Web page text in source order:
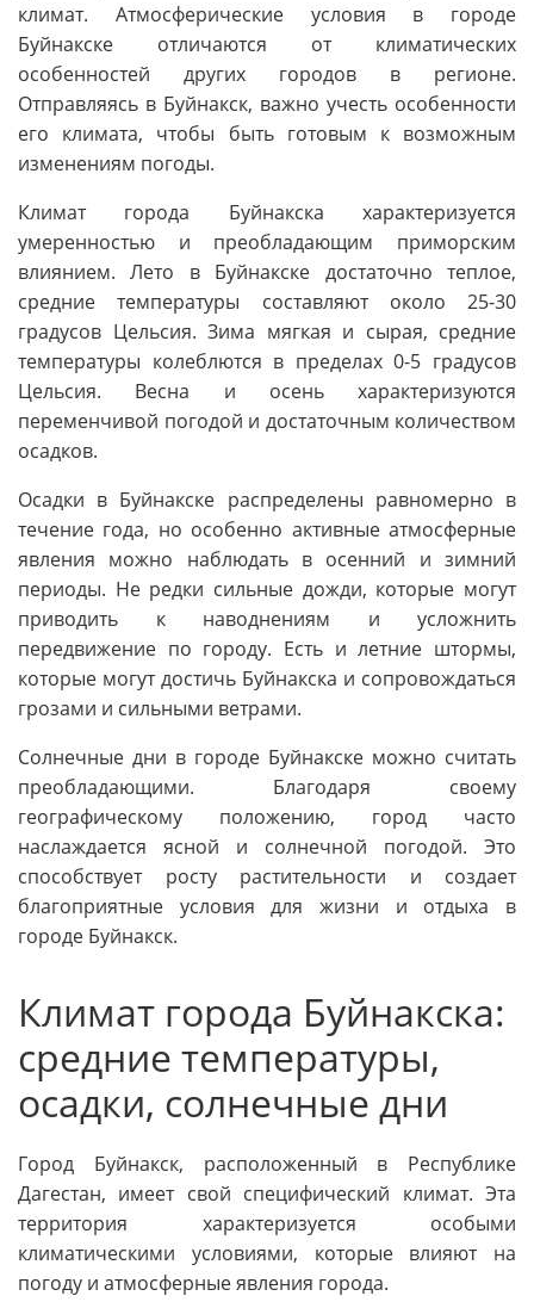
климат. Атмосферические условия в городе
Буйнакске отличаются от климатических
особенностей других городов в регионе.
Отправляясь в Буйнакск, важно учесть особенности
его климата, чтобы быть готовым к возможным
изменениям погоды.
Климат города Буйнакска характеризуется
умеренностью и преобладающим приморским
влиянием. Лето в Буйнакске достаточно теплое,
средние температуры составляют около 25-30
градусов Цельсия. Зима мягкая и сырая, средние
температуры колеблются в пределах 0-5 градусов
Цельсия. Весна и осень характеризуются
переменчивой погодой и достаточным количеством
осадков.
Осадки в Буйнакске распределены равномерно в
течение года, но особенно активные атмосферные
явления можно наблюдать в осенний и зимний
периоды. Не редки сильные дожди, которые могут
приводить к наводнениям и усложнить
передвижение по городу. Есть и летние штормы,
которые могут достичь Буйнакска и сопровождаться
грозами и сильными ветрами.
Солнечные дни в городе Буйнакске можно считать
преобладающими. Благодаря своему
географическому положению, город часто
наслаждается ясной и солнечной погодой. Это
способствует росту растительности и создает
благоприятные условия для жизни и отдыха в
городе Буйнакск.
Климат города Буйнакска:
средние температуры,
осадки, солнечные дни
Город Буйнакск, расположенный в Республике
Дагестан, имеет свой специфический климат. Эта
территория характеризуется особыми
климатическими условиями, которые влияют на
погоду и атмосферные явления города.